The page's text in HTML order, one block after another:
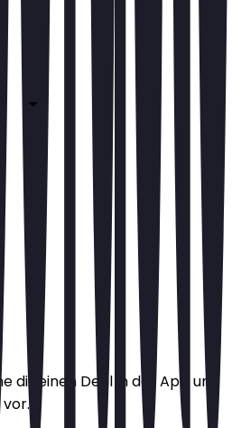
dir einen Deal in der App und
vor.